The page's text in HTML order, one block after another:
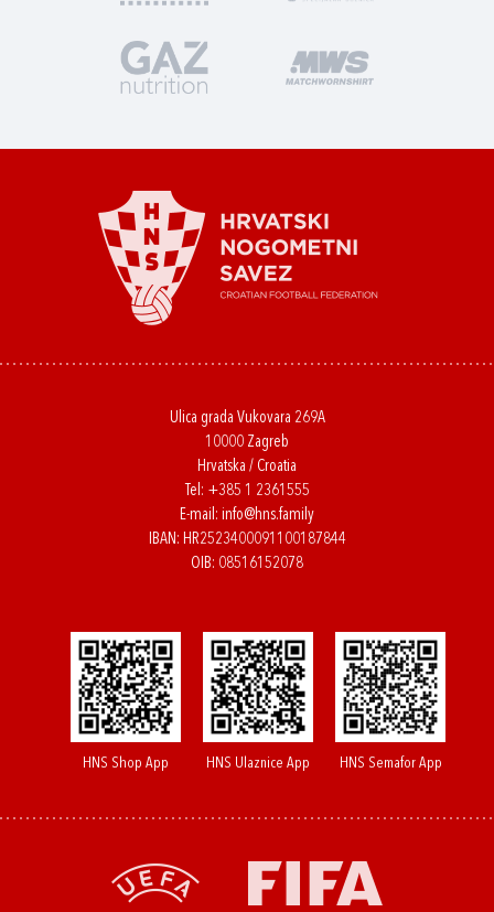
Ulica grada Vukovara 269A
10000 Zagreb
Hrvatska / Croatia
Tel: +385 1 2361555
E-mail: info@hns.family
IBAN: HR2523400091100187844
OIB: 08516152078
HNS Shop App HNS Ulaznice App HNS Semafor App